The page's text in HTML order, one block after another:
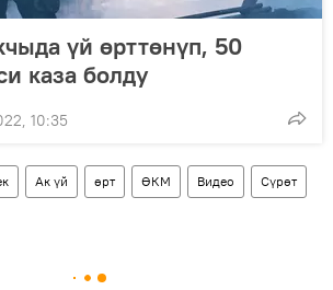
үй өрттөнүп, 50
каза болду
10:35
Ак үй өрт ӨКМ Видео Сүрөт